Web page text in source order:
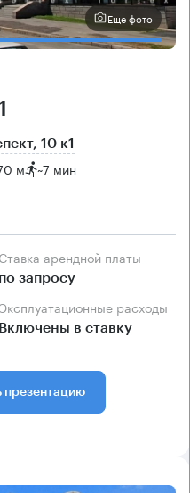
Еще фото
10 к1
м ~7 мин
Ставка арендной платы
по запросу
Эксплуатационные расходы
Включены в ставку
презентацию